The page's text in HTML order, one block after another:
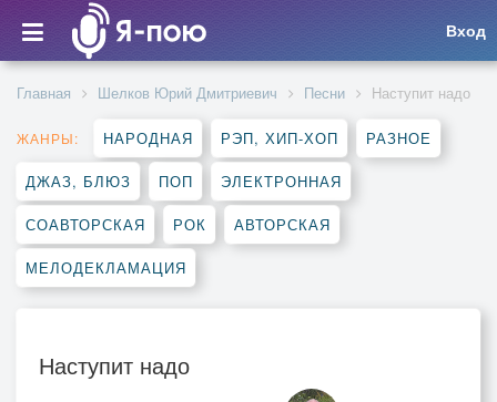
Вход
Главная Шелков Юрий Дмитриевич Песни Наступит надо
ЖАНРЫ: НАРОДНАЯ РЭП, ХИП-ХОП РАЗНОЕ
ДЖАЗ, БЛЮЗ ПОП ЭЛЕКТРОННАЯ
СОАВТОРСКАЯ РОК АВТОРСКАЯ
МЕЛОДЕКЛАМАЦИЯ
Наступит надо